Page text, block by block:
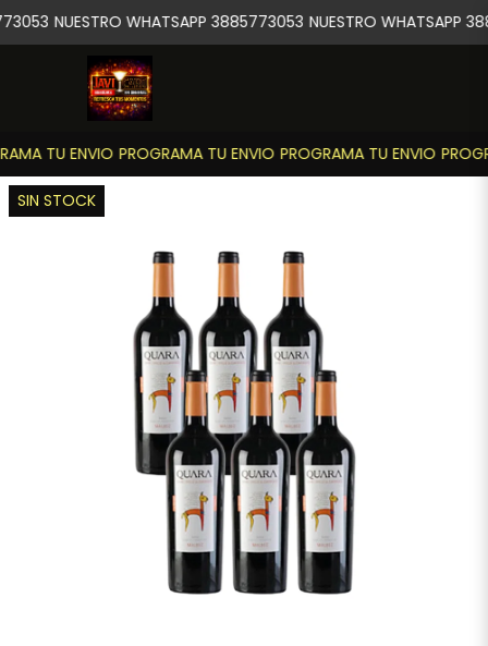
TU ENVIO PROGRAMA TU ENVIO PROGRAMA TU ENVIO
NUESTRO WHATSAPP 3885773053 NUESTRO WHATSAPP
SIN STOCK